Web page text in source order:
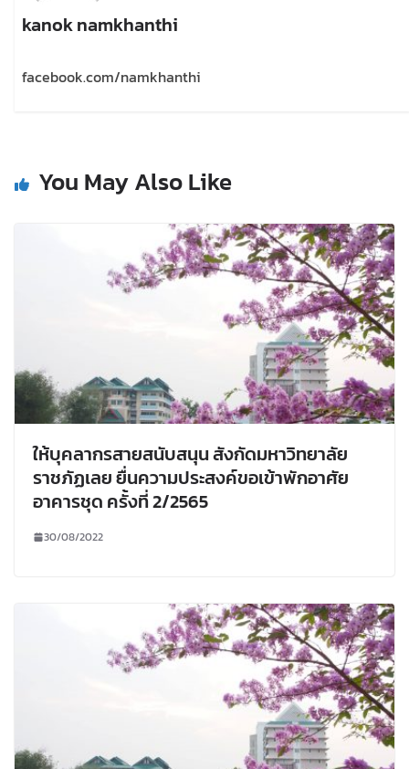
kanok namkhanthi
facebook.com/namkhanthi
You May Also Like
ให้บุคลากรสายสนับสนุน สังกัดมหาวิทยาลัย
ราชภัฏเลย ยื่นความประสงค์ขอเข้าพักอาศัย
อาคารชุด ครั้งที่ 2/2565
30/08/2022